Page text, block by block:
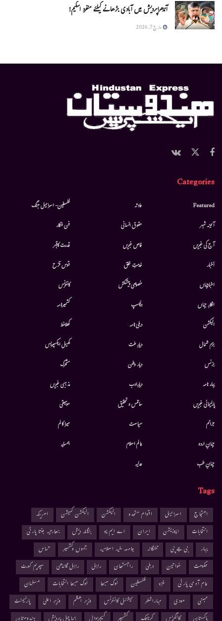
آندھراپردیش میں آبادی بڑھانے کیلئے منفرد اسکیم!
مارچ 7, 2026
Categories
Featured
آئینہ شہر
آج کی خبریں
أخبار
اخبارجہاں
افکارِ جہاں
الیکشن
بزم شمال
بزنس
بہار نامہ
پارلیمانی خبریں
جرائم
جہانِ اردو
جہانِ طب
حادثہ
حقوق انسانی
خاص خبریں
خدمتِ خلق
خصوصی پیشکش
دلچسپ
دہلی نامہ
دیارِ ملت
دیار وطن
دیارِادب
سائنس و تحقیق
سیاست
عالم اسلام
عدلیہ
فلسطین- اسرائیل جنگ
فن فنکار
قدرت کاقہر
قوس قزح
کانفرنس
کشمیرنامہ
کھلاخط
کھیل ایکسپریس
متحرك
مذہبی خبریں
موسيقى
میرا کالم
ہمسایہ
Tags
احتجاج اسرائیل اقوام متحدہ الیکشن الیکشن کمیشن
امریکہ
انتخابات
اپوزیشن ایران اے ایم یو بنگلہ دیش
بھارتیہ جنتا پارٹی
بہار
بی جے پی تلنگانہ جامعہ ملیہ اسلامیہ جموں وکشمیر
حماس
حکومت
خواتین دہلی راجستھان راہل راہل گاندھی
سپریم کورٹ
عام آدمی پارٹی
غزہ فلسطین لوک سبھا لوک سبھا انتخابات
مسلمان
ممبئی
مودی مہاراشٹر نیشنل کانفرنس وزیر اعظم وزیر اعلیٰ
پارلیمنٹ